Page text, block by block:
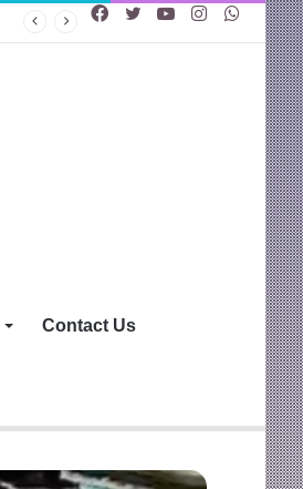
Instagram
YouTube
Twitter
Facebook
Contact Us